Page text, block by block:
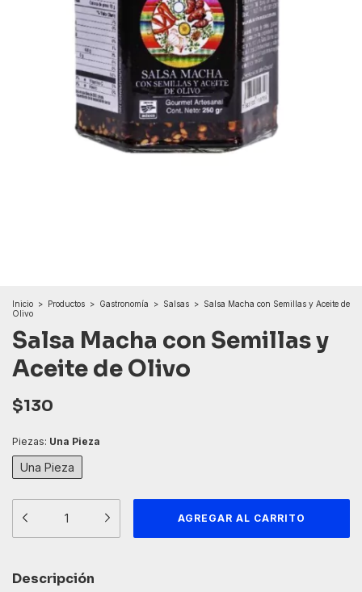
Inicio > Productos > Gastronomía > Salsas > Salsa Macha con Semillas y Aceite de
Olivo
Salsa Macha con Semillas y
Aceite de Olivo
$130
Piezas: Una Pieza
Una Pieza
Descripción